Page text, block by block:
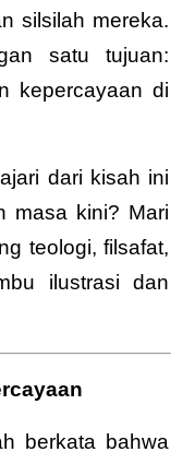
silsilah mereka.
satu tujuan:
kepercayaan di
dari kisah ini
masa kini? Mari
teologi, filsafat,
ilustrasi dan
berkata bahwa